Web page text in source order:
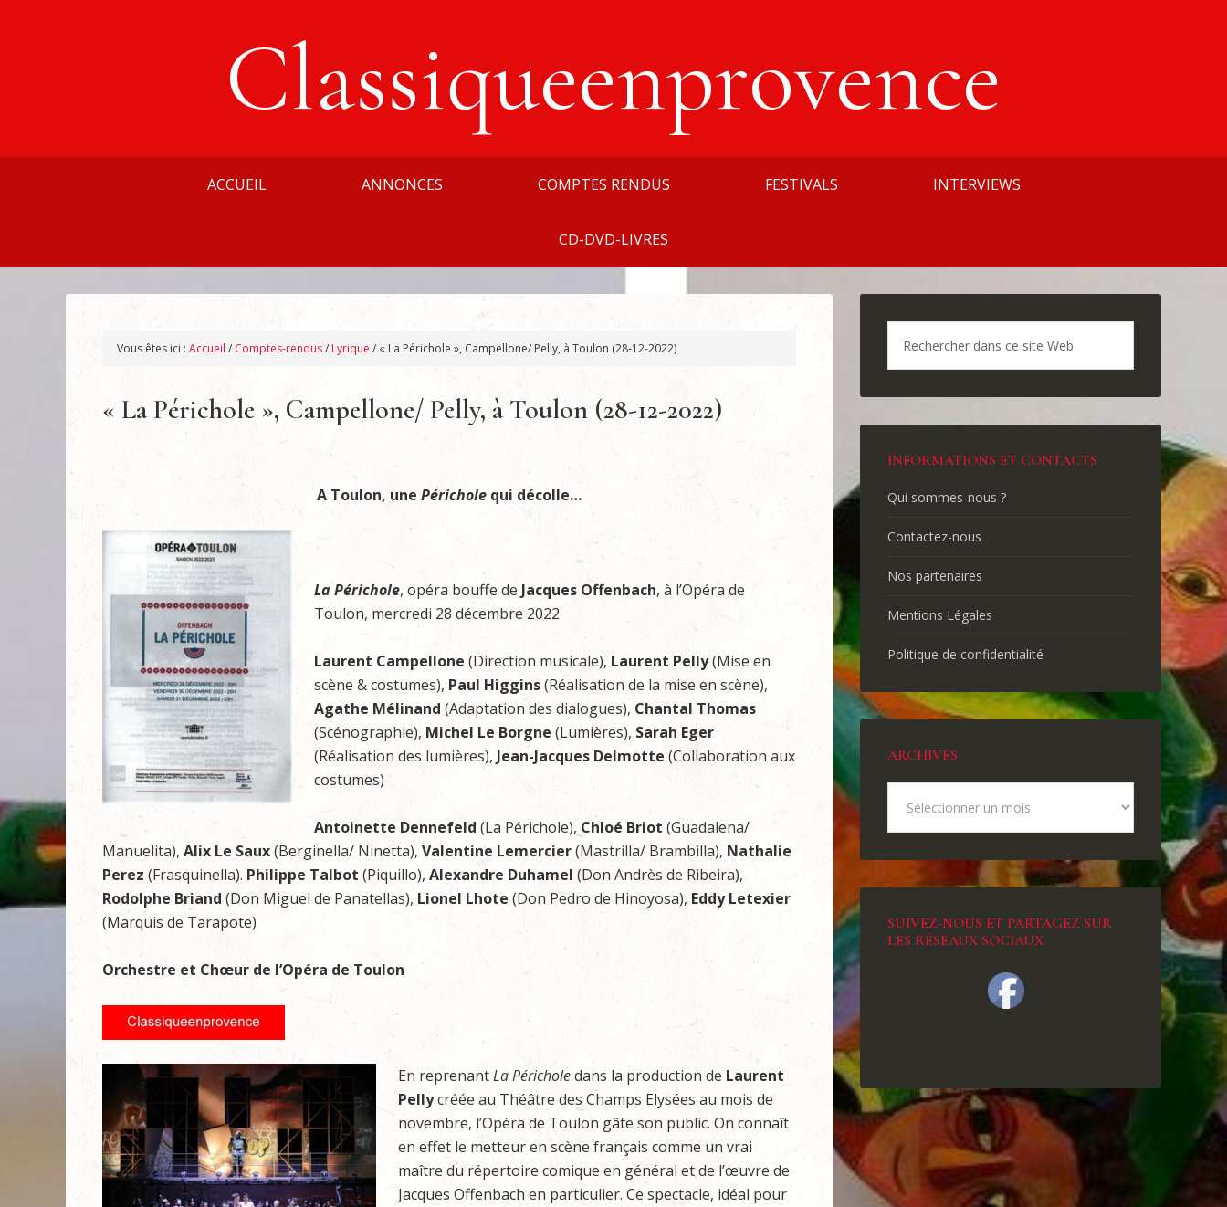
Classiqueenprovence
ACCUEIL ANNONCES COMPTES RENDUS FESTIVALS INTERVIEWS
CD-DVD-LIVRES
Vous êtes ici : Accueil / Comptes-rendus/ Lyrique / « La Périchole », Campellone/ Pelly, à Toulon (28-12-2022)
« La Périchole », Campellone/ Pelly, à Toulon (28-12-2022)
A Toulon, une Périchole qui décolle…
La Périchole, opéra bouffe de Jacques Offenbach, à l’Opéra de
Toulon, mercredi 28 décembre 2022
Laurent Campellone (Direction musicale), Laurent Pelly(Mise en
scène & costumes), Paul Higgins(Réalisation de la mise en scène),
Agathe Mélinand (Adaptation des dialogues), Chantal Thomas
(Scénographie), Michel Le Borgne (Lumières), Sarah Eger
(Réalisation des lumières), Jean-Jacques Delmotte (Collaboration aux
costumes)
Antoinette Dennefeld (La Périchole), Chloé Briot (Guadalena/
Manuelita), Alix Le Saux(Berginella/ Ninetta), Valentine Lemercier(Mastrilla/ Brambilla), Nathalie
Perez (Frasquinella). Philippe Talbot (Piquillo), Alexandre Duhamel (Don Andrès de Ribeira),
Rodolphe Briand (Don Miguel de Panatellas), Lionel Lhote (Don Pedro de Hinoyosa), Eddy Letexier
(Marquis de Tarapote)
Orchestre et Chœur de l’Opéra de Toulon
En reprenantLa Péricholedans la production de Laurent
Pellycréée au Théâtre des Champs Elysées au mois de
novembre, l’Opéra de Toulon gâte son public. On connaît
en effet le metteur en scène français comme un vrai
maître du répertoire comique en général et de l’œuvre de
Jacques Offenbach en particulier. Ce spectacle, idéal pour
INFORMATIONS ET CONTACTS
Qui sommes-nous ?
Contactez-nous
Nos partenaires
Mentions Légales
Politique de confidentialité
ARCHIVES
SUIVEZ-NOUS ET PARTAGEZ SUR
LES RÉSEAUX SOCIAUX